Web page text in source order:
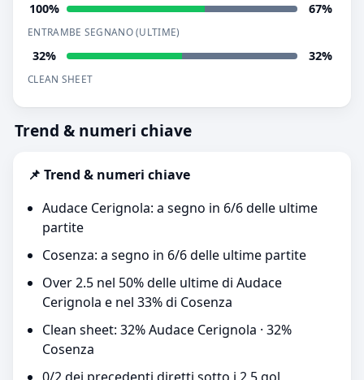
100% 67%
ENTRAMBE SEGNANO (ULTIME)
32% 32%
CLEAN SHEET
Trend & numeri chiave
📌 Trend & numeri chiave
Audace Cerignola: a segno in 6/6 delle ultime
partite
Cosenza: a segno in 6/6 delle ultime partite
Over 2.5 nel 50% delle ultime di Audace
Cerignola e nel 33% di Cosenza
Clean sheet: 32% Audace Cerignola · 32%
Cosenza